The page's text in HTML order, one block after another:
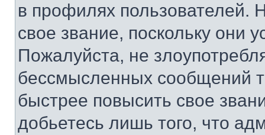
в профилях
свое звание, поскольку они
Пожалуйста, не
бессмысленных сообщений
быстрее повысить свое
добьетесь лишь того, что